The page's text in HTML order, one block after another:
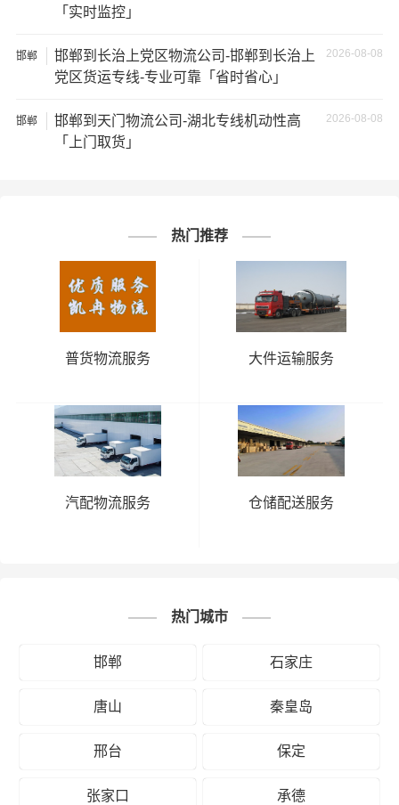
的需求做出不懈的努力，您的满意就是我们前进的动力!
标签： # 潮州专线 # 潮州货运
# 潮州物流
# 邯郸专线
# 邯郸货运
# 邯郸物流
「实时监控」
邯郸 2026-08-08
邯郸到长治上党区物流公司-邯郸到长治上
党区货运专线-专业可靠「省时省心」
邯郸 2026-08-08
邯郸到天门物流公司-湖北专线机动性高
「上门取货」
热门推荐
普货物流服务 大件运输服务
汽配物流服务 仓储配送服务
热门城市
邯郸 石家庄
唐山 秦皇岛
邢台 保定
张家口 承德